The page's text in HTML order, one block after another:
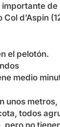
de
d’Aspin
el pelotón.
medio
unos
todos